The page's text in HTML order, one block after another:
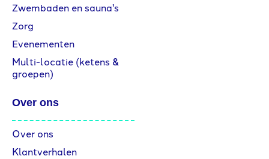
Zwembaden en sauna's
Zorg
Evenementen
Multi-locatie (ketens &
groepen)
Over ons
Over ons
Klantverhalen